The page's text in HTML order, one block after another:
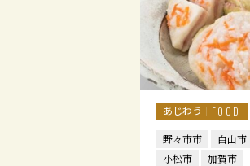
あじわう
FOOD
野々市市
白山市
小松市
加賀市